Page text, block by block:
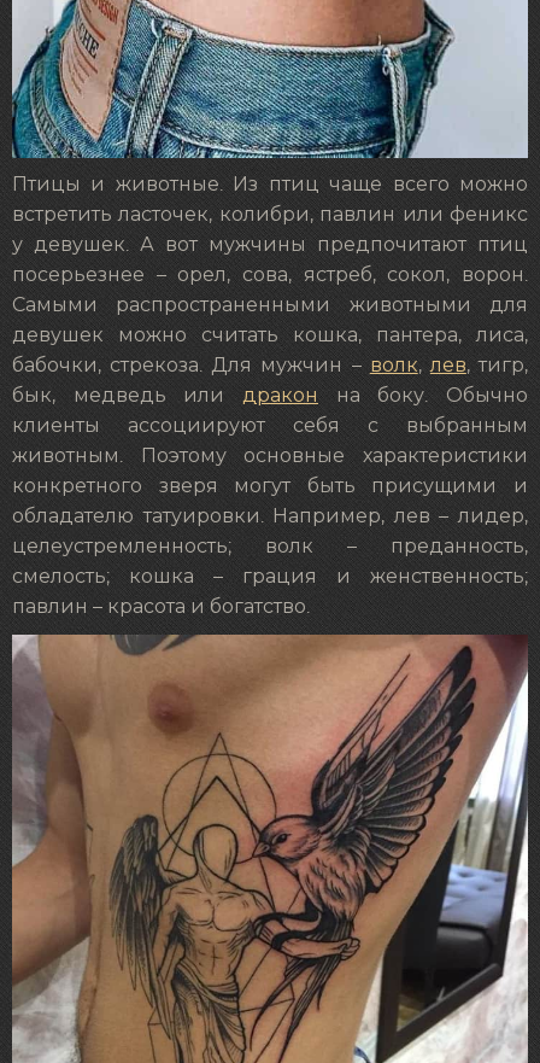
Птицы и животные. Из птиц чаще всего можно
встретить ласточек, колибри, павлин или феникс
у девушек. А вот мужчины предпочитают птиц
посерьезнее – орел, сова, ястреб, сокол, ворон.
Самыми распространенными животными для
девушек можно считать кошка, пантера, лиса,
бабочки, стрекоза. Для мужчин – волк,лев, тигр,
бык, медведь или дракон на боку. Обычно
клиенты ассоциируют себя с выбранным
животным. Поэтому основные характеристики
конкретного зверя могут быть присущими и
обладателю татуировки. Например, лев – лидер,
целеустремленность; волк – преданность,
смелость; кошка – грация и женственность;
павлин – красота и богатство.